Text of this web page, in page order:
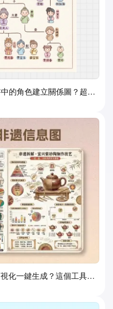
如何為電影、書籍和教科書中的角色建立關係圖？超實用且簡單的方法
AI驅動的非物質文化遺產可視化一鍵生成？這個工具真的做到了！